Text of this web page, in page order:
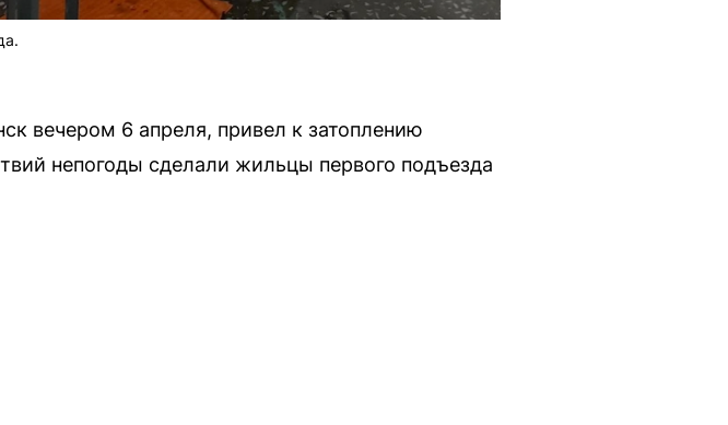
вечером 6 апреля, привел к затоплению
непогоды сделали жильцы первого подъезда